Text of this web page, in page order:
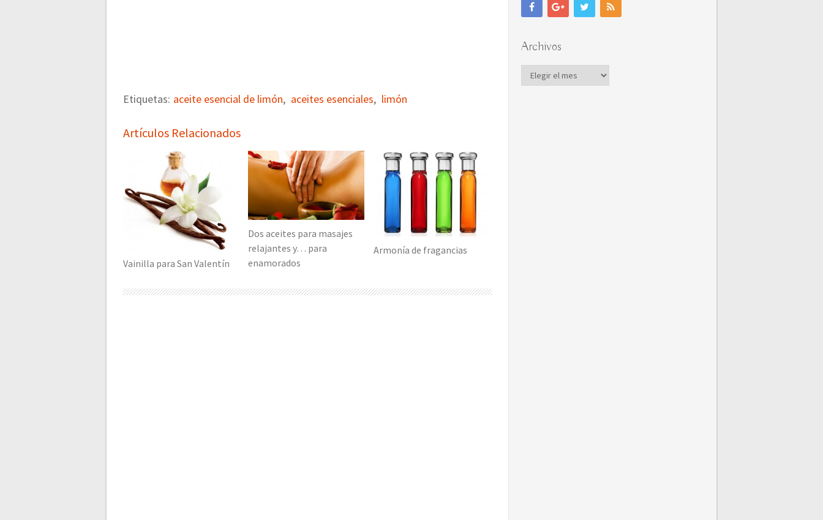
Etiquetas: aceite esencial de limón, aceites esenciales, limón
Artículos Relacionados
Vainilla para San Valentín
Dos aceites para masajes
relajantes y… para
enamorados
Armonía de fragancias
Archivos
Archivos